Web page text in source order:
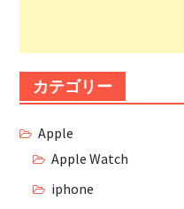
カテゴリー
Apple
Apple Watch
iphone